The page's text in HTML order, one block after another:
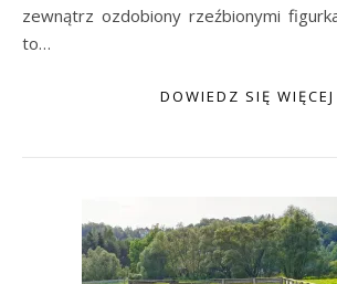
zewnątrz ozdobiony rzeźbionymi
to…
DOWIEDZ SIĘ WIĘCEJ